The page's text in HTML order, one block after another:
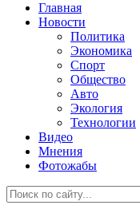
Главная
Новости
Политика
Экономика
Спорт
Общество
Авто
Экология
Технологии
Видео
Мнения
Фотожабы